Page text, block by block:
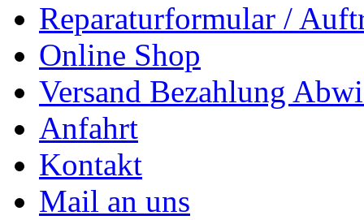
Reparaturformular /
Online Shop
Versand Bezahlung
Anfahrt
Kontakt
Mail an uns